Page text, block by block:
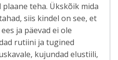
teha. Ükskõik mida
siis kindel on see, et
ja päevad ei ole
rutiini ja tugined
kujundad elustiili,